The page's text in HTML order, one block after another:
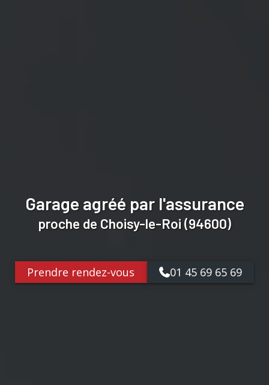
Garage agréé par l'assurance
proche de Choisy-le-Roi (94600)
Prendre rendez-vous 01 45 69 65 69